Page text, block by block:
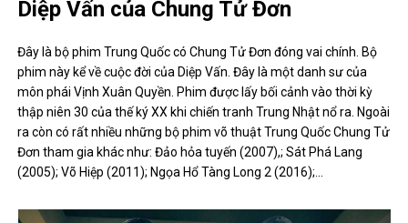
Diệp Vấn của Chung Tử Đơn
Đây là bộ phim Trung Quốc có Chung Tử Đơn đóng vai chính. Bộ
phim này kể về cuộc đời của Diệp Vấn. Đây là một danh sư của
môn phái Vịnh Xuân Quyền. Phim được lấy bối cảnh vào thời kỳ
thập niên 30 của thế ký XX khi chiến tranh Trung Nhật nổ ra. Ngoài
ra còn có rất nhiều những bộ phim võ thuật Trung Quốc Chung Tử
Đơn tham gia khác như: Đảo hỏa tuyến (2007),; Sát Phá Lang
(2005); Võ Hiệp (2011); Ngọa Hổ Tàng Long 2 (2016);…